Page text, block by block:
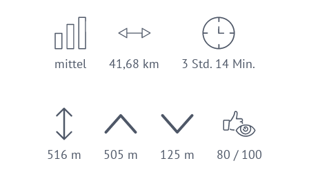
mittel 41,68 km 3 Std. 14 Min.
516 m 505 m 125 m 80 / 100